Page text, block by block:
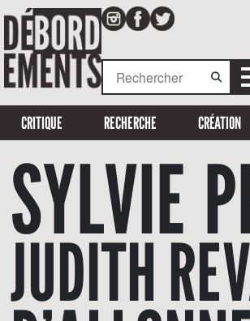
CRITIQUE RECHERCHE CRÉATION
SYLVIE
JUDITH